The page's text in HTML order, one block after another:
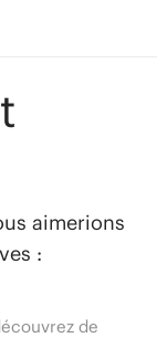
aimerions
:
de